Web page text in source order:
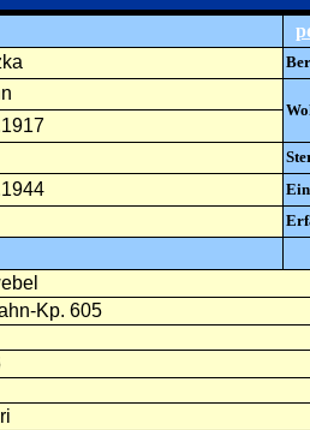
Kp. 605